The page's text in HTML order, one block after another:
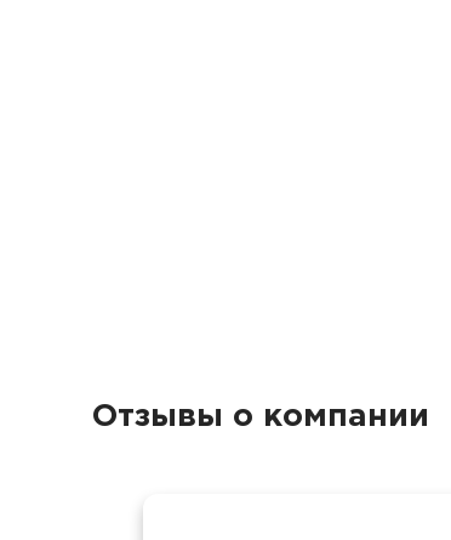
Отзывы о компании